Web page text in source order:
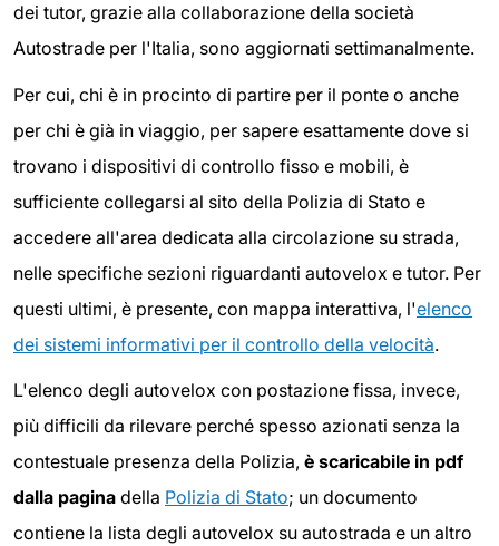
dei tutor, grazie alla collaborazione della società
Autostrade per l'Italia, sono aggiornati settimanalmente.
Per cui, chi è in procinto di partire per il ponte o anche
per chi è già in viaggio, per sapere esattamente dove si
trovano i dispositivi di controllo fisso e mobili, è
sufficiente collegarsi al sito della Polizia di Stato e
accedere all'area dedicata alla circolazione su strada,
nelle specifiche sezioni riguardanti autovelox e tutor. Per
questi ultimi, è presente, con mappa interattiva, l'elenco
dei sistemi informativi per il controllo della velocità.
L'elenco degli autovelox con postazione fissa, invece,
più difficili da rilevare perché spesso azionati senza la
contestuale presenza della Polizia, è scaricabile in pdf
dalla pagina della Polizia di Stato; un documento
contiene la lista degli autovelox su autostrada e un altro